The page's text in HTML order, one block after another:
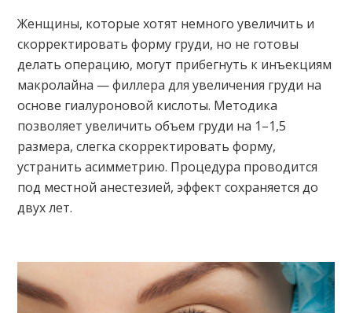
Женщины, которые хотят немного увеличить и
скорректировать форму груди, но не готовы
делать операцию, могут прибегнуть к инъекциям
макролайна — филлера для увеличения груди на
основе гиалуроновой кислоты. Методика
позволяет увеличить объем груди на 1–1,5
размера, слегка скорректировать форму,
устранить асимметрию. Процедура проводится
под местной анестезией, эффект сохраняется до
двух лет.